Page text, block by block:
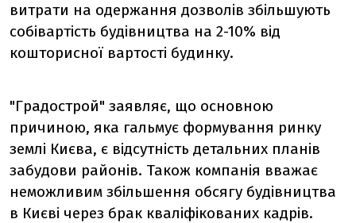
витрати на одержання дозволів збільшують
собівартість будівництва на 2-10% від
кошторисної вартості будинку.
"Градострой" заявляє, що основною
причиною, яка гальмує формування ринку
землі Києва, є відсутність детальних планів
забудови районів. Також компанія вважає
неможливим збільшення обсягу будівництва
в Києві через брак кваліфікованих кадрів.